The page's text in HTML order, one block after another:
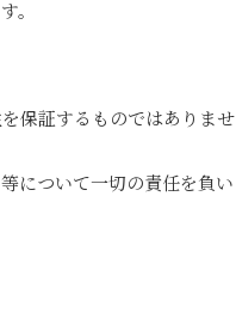
。
保証するものではありませ
について一切の責任を負い